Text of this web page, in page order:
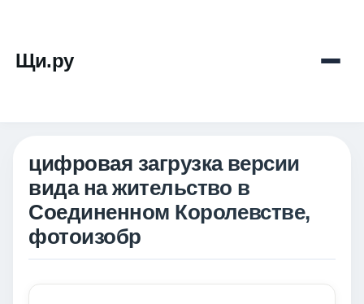
Щи.ру
цифровая загрузка версии
вида на жительство в
Соединенном Королевстве,
фотоизобр